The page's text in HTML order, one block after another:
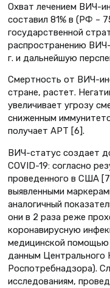
Охват лечением ВИЧ-
составил 81% в (РФ –
государственной
распространению
г. и дальнейшую
Смертность от ВИЧ-
стране, растет.
увеличивает угрозу
сниженным
получает АРТ [6].
ВИЧ-статус создает
COVID-19: согласно
проведенного в США
выявленными
аналогичный
они в 2 раза реже
коронавирусную
медицинской помощью
данным Центрального
Роспотребнадзора).
исследованиям,